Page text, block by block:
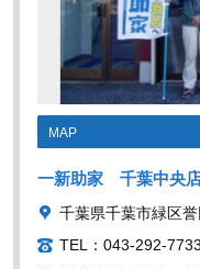
MAP
一新助家 千葉中央
千葉県千葉市緑区
TEL：043-292-7733